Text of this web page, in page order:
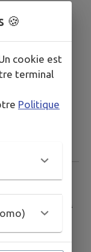
leur
déclaration
3 mois
(extraits et
que
🍪
cookie est
terminal
Politique